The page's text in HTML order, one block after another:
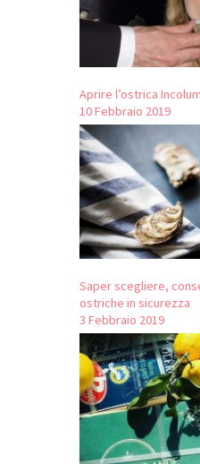
Aprire l’ostrica
10 Febbraio 2019
Saper scegliere,
ostriche in sicurezza
3 Febbraio 2019